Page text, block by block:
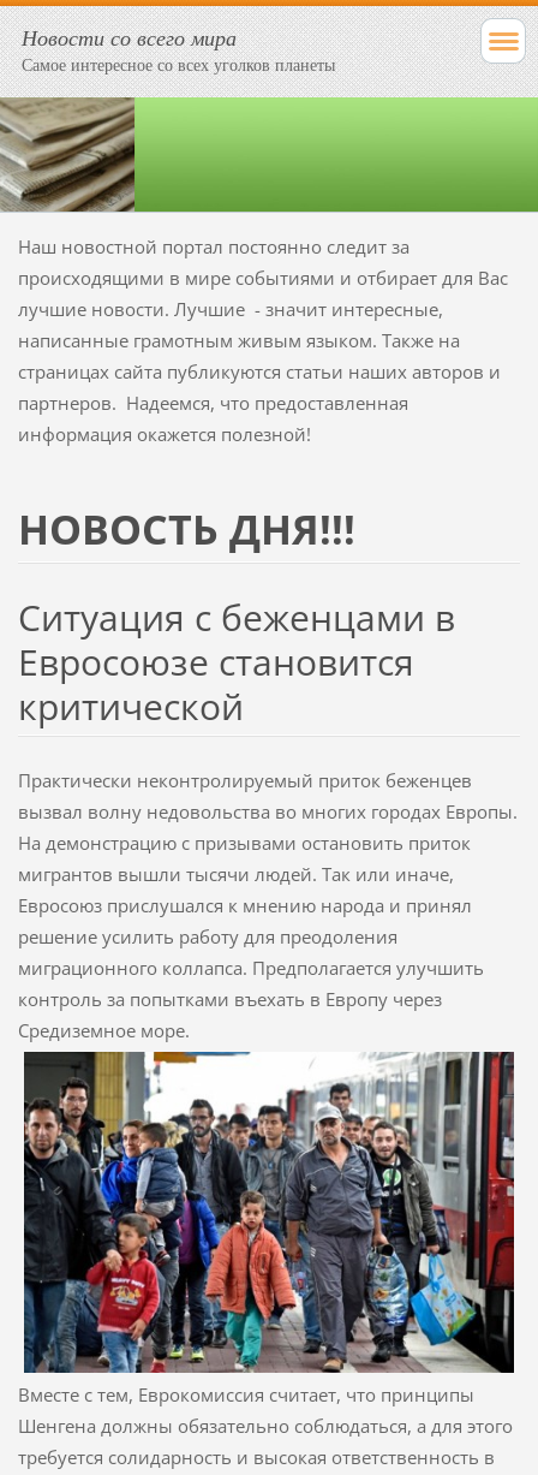
Новости со всего мира
Самое интересное со всех уголков планеты
Наш новостной портал постоянно следит за
происходящими в мире событиями и отбирает для Вас
лучшие новости. Лучшие - значит интересные,
написанные грамотным живым языком. Также на
страницах сайта публикуются статьи наших авторов и
партнеров. Надеемся, что предоставленная
информация окажется полезной!
НОВОСТЬ ДНЯ!!!
Ситуация с беженцами в
Евросоюзе становится
критической
Практически неконтролируемый приток беженцев
вызвал волну недовольства во многих городах Европы.
На демонстрацию с призывами остановить приток
мигрантов вышли тысячи людей. Так или иначе,
Евросоюз прислушался к мнению народа и принял
решение усилить работу для преодоления
миграционного коллапса. Предполагается улучшить
контроль за попытками въехать в Европу через
Средиземное море.
Вместе с тем, Еврокомиссия считает, что принципы
Шенгена должны обязательно соблюдаться, а для этого
требуется солидарность и высокая ответственность в